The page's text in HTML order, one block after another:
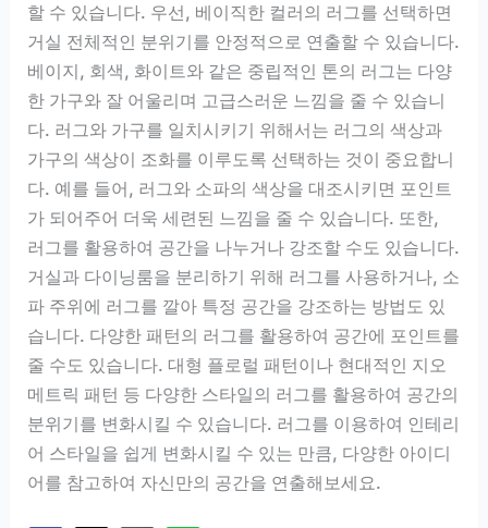
할 수 있습니다. 우선, 베이직한 컬러의 러그를 선택하면
거실 전체적인 분위기를 안정적으로 연출할 수 있습니다.
베이지, 회색, 화이트와 같은 중립적인 톤의 러그는 다양
한 가구와 잘 어울리며 고급스러운 느낌을 줄 수 있습니
다. 러그와 가구를 일치시키기 위해서는 러그의 색상과
가구의 색상이 조화를 이루도록 선택하는 것이 중요합니
다. 예를 들어, 러그와 소파의 색상을 대조시키면 포인트
가 되어주어 더욱 세련된 느낌을 줄 수 있습니다. 또한,
러그를 활용하여 공간을 나누거나 강조할 수도 있습니다.
거실과 다이닝룸을 분리하기 위해 러그를 사용하거나, 소
파 주위에 러그를 깔아 특정 공간을 강조하는 방법도 있
습니다. 다양한 패턴의 러그를 활용하여 공간에 포인트를
줄 수도 있습니다. 대형 플로럴 패턴이나 현대적인 지오
메트릭 패턴 등 다양한 스타일의 러그를 활용하여 공간의
분위기를 변화시킬 수 있습니다. 러그를 이용하여 인테리
어 스타일을 쉽게 변화시킬 수 있는 만큼, 다양한 아이디
어를 참고하여 자신만의 공간을 연출해보세요.